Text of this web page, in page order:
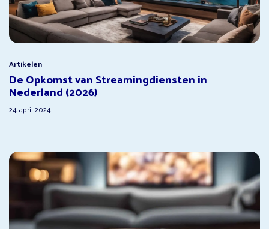
Artikelen
De Opkomst van Streamingdiensten in
Nederland (2026)
24 april 2024